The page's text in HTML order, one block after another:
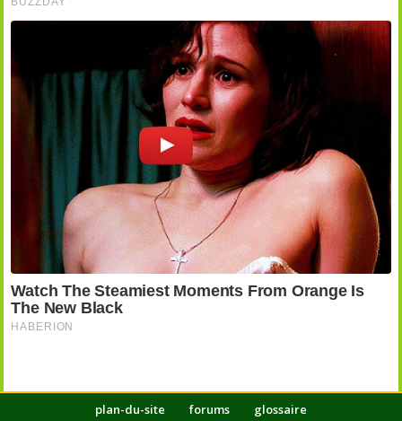
plan-du-site forums glossaire